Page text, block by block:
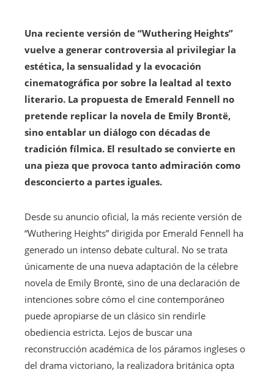
Una reciente versión de “Wuthering Heights”
vuelve a generar controversia al privilegiar la
estética, la sensualidad y la evocación
cinematográfica por sobre la lealtad al texto
literario. La propuesta de Emerald Fennell no
pretende replicar la novela de Emily Brontë,
sino entablar un diálogo con décadas de
tradición fílmica. El resultado se convierte en
una pieza que provoca tanto admiración como
desconcierto a partes iguales.
Desde su anuncio oficial, la más reciente versión de
“Wuthering Heights” dirigida por Emerald Fennell ha
generado un intenso debate cultural. No se trata
únicamente de una nueva adaptación de la célebre
novela de Emily Brontë, sino de una declaración de
intenciones sobre cómo el cine contemporáneo
puede apropiarse de un clásico sin rendirle
obediencia estricta. Lejos de buscar una
reconstrucción académica de los páramos ingleses o
del drama victoriano, la realizadora británica opta